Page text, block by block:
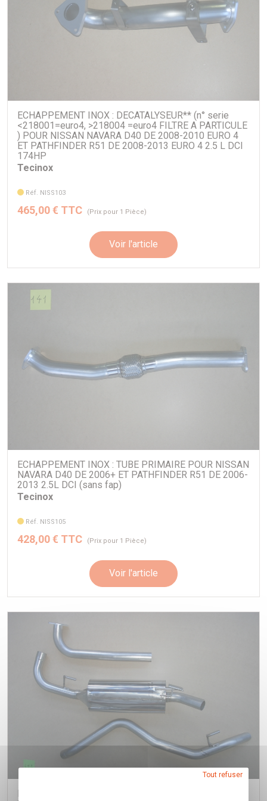
échappement.
tube primaire
intermédiaire avec silencieux sport
tube arrière
Pour NISSAN PATHFINDER (EURO 4)
ECHAPPEMENT INOX : DECATALYSEUR** (n° serie
<218001=euro4, >218004 =euro4 FILTRE A PARTICULE
) POUR NISSAN NAVARA D40 DE 2008-2010 EURO 4
ET PATHFINDER R51 DE 2008-2013 EURO 4 2.5 L DCI
174HP
Tecinox
Réf. NISS103
465,00 € TTC (Prix pour 1 Pièce)
Voir l'article
ECHAPPEMENT INOX : TUBE PRIMAIRE POUR NISSAN
NAVARA D40 DE 2006+ ET PATHFINDER R51 DE 2006-
2013 2.5L DCI (sans fap)
Tecinox
Réf. NISS105
428,00 € TTC (Prix pour 1 Pièce)
Voir l'article
Tout refuser